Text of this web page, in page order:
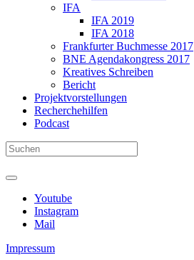
IFA
IFA 2019
IFA 2018
Frankfurter Buchmesse 2017
BNE Agendakongress 2017
Kreatives Schreiben
Bericht
Projektvorstellungen
Recherchehilfen
Podcast
Youtube
Instagram
Mail
Impressum